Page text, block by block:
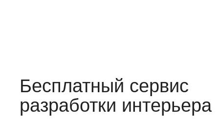
Бесплатный сервис
разработки интерьера